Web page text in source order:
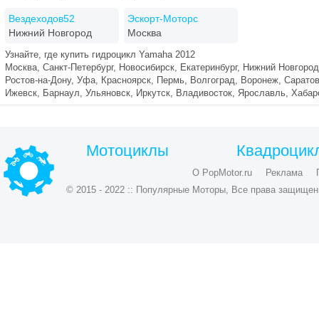
Вездеходов52
Нижний Новгород
Эскорт-Моторс
Москва
Узнайте, где купить гидроцикл Yamaha 2012
Москва, Санкт-Петербург, Новосибирск, Екатеринбург, Нижний
Ростов-на-Дону, Уфа, Красноярск, Пермь, Волгоград, Воронеж,
Ижевск, Барнаул, Ульяновск, Иркутск, Владивосток, Ярославль,
Мотоциклы
О PopMotor.ru Реклама
© 2015 - 2022 :: Популярные Моторы, Все права